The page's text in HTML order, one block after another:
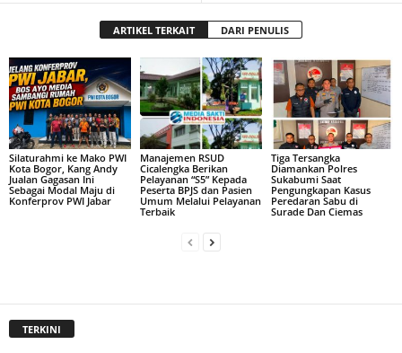
ARTIKEL TERKAIT DARI PENULIS
Silaturahmi ke Mako PWI
Kota Bogor, Kang Andy
Jualan Gagasan Ini
Sebagai Modal Maju di
Konferprov PWI Jabar
Manajemen RSUD
Cicalengka Berikan
Pelayanan “S5” Kepada
Peserta BPJS dan Pasien
Umum Melalui Pelayanan
Terbaik
Tiga Tersangka
Diamankan Polres
Sukabumi Saat
Pengungkapan Kasus
Peredaran Sabu di
Surade Dan Ciemas
TERKINI